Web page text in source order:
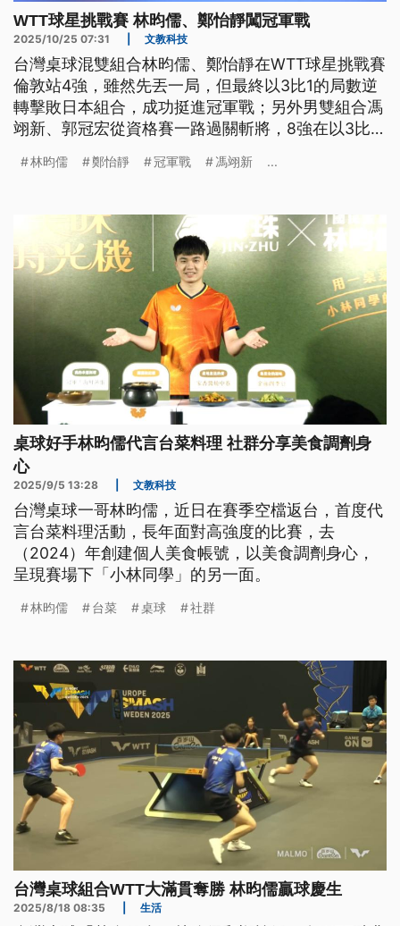
WTT球星挑戰賽 林昀儒、鄭怡靜闖冠軍戰
2025/10/25 07:31 文教科技
台灣桌球混雙組合林昀儒、鄭怡靜在WTT球星挑戰賽
倫敦站4強，雖然先丟一局，但最終以3比1的局數逆
轉擊敗日本組合，成功挺進冠軍戰；另外男雙組合馮
翊新、郭冠宏從資格賽一路過關斬將，8強在以3比1
林昀儒 鄭怡靜 冠軍戰 馮翊新 ...
桌球好手林昀儒代言台菜料理 社群分享美食調劑身
心
2025/9/5 13:28 文教科技
台灣桌球一哥林昀儒，近日在賽季空檔返台，首度代
言台菜料理活動，長年面對高強度的比賽，去
（2024）年創建個人美食帳號，以美食調劑身心，
呈現賽場下「小林同學」的另一面。
林昀儒 台菜 桌球 社群
台灣桌球組合WTT大滿貫奪勝 林昀儒贏球慶生
2025/8/18 08:35 生活